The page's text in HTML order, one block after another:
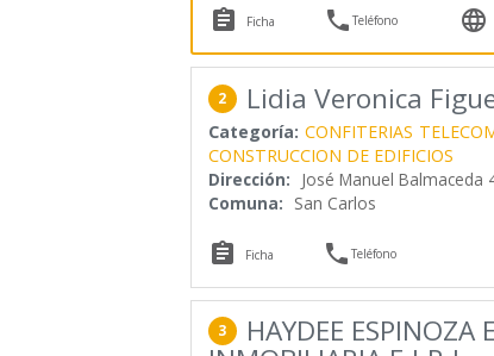
 Ficha Teléfono 
2 Lidia Veronica
Categoría: CONFITERIAS
CONSTRUCCION DE EDIFICIOS
Dirección: José Manuel Balmaceda
Comuna: San Carlos
 Ficha Teléfono
3 HAYDEE ESPINOZA